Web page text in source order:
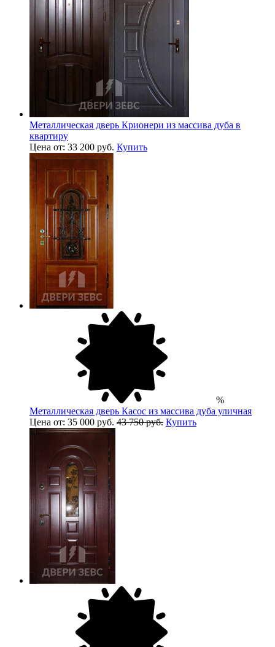
Металлическая дверь Крионери из массива дуба в
квартиру
Цена от: 33 200 руб. Купить
%
Металлическая дверь Касос из массива дуба уличная
Цена от: 35 000 руб. 43 750 руб. Купить